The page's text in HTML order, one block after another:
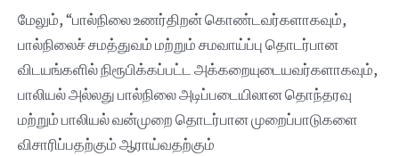
மேலும், “பால்நிலை உணர்திறன் கொண்டவர்களாகவும்,
பால்நிலைச் சமத்துவம் மற்றும் சமவாய்ப்பு தொடர்பான
விடயங்களில் நிரூபிக்கப்பட்ட அக்கறையுடையவர்களாகவும்,
பாலியல் அல்லது பால்நிலை அடிப்படையிலான தொந்தரவு
மற்றும் பாலியல் வன்முறை தொடர்பான முறைப்பாடுகளை
விசாரிப்பதற்கும் ஆராய்வதற்கும்